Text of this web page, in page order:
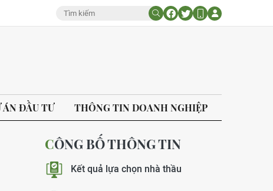
ÁN ĐẦU TƯ THÔNG TIN DOANH NGHIỆP
CÔNG BỐ THÔNG TIN
Kết quả lựa chọn nhà thầu